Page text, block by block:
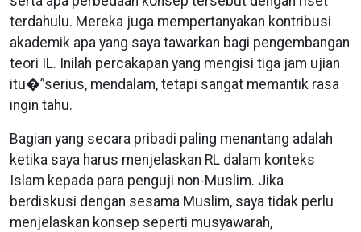
terdahulu. Mereka juga mempertanyakan kontribusi
akademik apa yang saya tawarkan bagi pengembangan
teori IL. Inilah percakapan yang mengisi tiga jam ujian
itu�”serius, mendalam, tetapi sangat memantik rasa
ingin tahu.
Bagian yang secara pribadi paling menantang adalah
ketika saya harus menjelaskan RL dalam konteks
Islam kepada para penguji non-Muslim. Jika
berdiskusi dengan sesama Muslim, saya tidak perlu
menjelaskan konsep seperti musyawarah,